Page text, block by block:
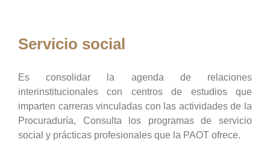
Servicio social
Es consolidar la agenda de relaciones
interinstitucionales con centros de estudios que
imparten carreras vinculadas con las actividades de la
Procuraduría, Consulta los programas de servicio
social y prácticas profesionales que la PAOT ofrece.